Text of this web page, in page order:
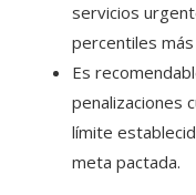
servicios
percentiles
Es
penalizaciones
límite
meta pactada.